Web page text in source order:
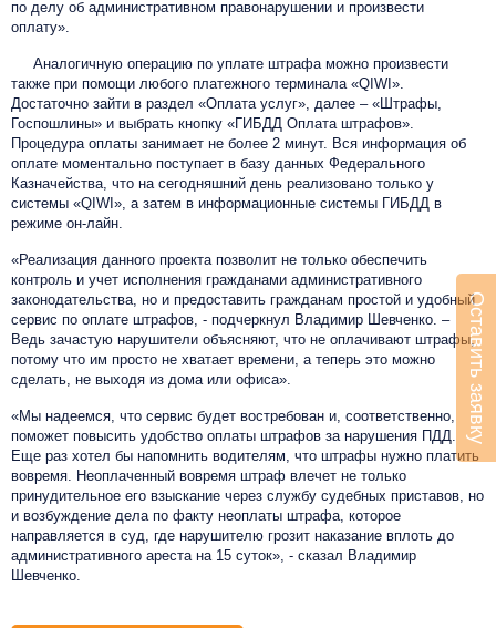
по делу об административном правонарушении и произвести
оплату».
Аналогичную операцию по уплате штрафа можно произвести
также при помощи любого платежного терминала «QIWI».
Достаточно зайти в раздел «Оплата услуг», далее – «Штрафы,
Госпошлины» и выбрать кнопку «ГИБДД Оплата штрафов».
Процедура оплаты занимает не более 2 минут. Вся информация об
оплате моментально поступает в базу данных Федерального
Казначейства, что на сегодняшний день реализовано только у
системы «QIWI», а затем в информационные системы ГИБДД в
режиме он-лайн.
«Реализация данного проекта позволит не только обеспечить
контроль и учет исполнения гражданами административного
законодательства, но и предоставить гражданам простой и удобный
сервис по оплате штрафов, - подчеркнул Владимир Шевченко. –
Ведь зачастую нарушители объясняют, что не оплачивают штрафы,
потому что им просто не хватает времени, а теперь это можно
сделать, не выходя из дома или офиса».
«Мы надеемся, что сервис будет востребован и, соответственно,
поможет повысить удобство оплаты штрафов за нарушения ПДД.
Еще раз хотел бы напомнить водителям, что штрафы нужно платить
вовремя. Неоплаченный вовремя штраф влечет не только
принудительное его взыскание через службу судебных приставов, но
и возбуждение дела по факту неоплаты штрафа, которое
направляется в суд, где нарушителю грозит наказание вплоть до
административного ареста на 15 суток», - сказал Владимир
Шевченко.
Оставить заявку